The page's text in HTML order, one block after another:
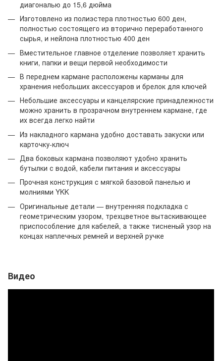
диагональю до 15,6 дюйма
Изготовлено из полиэстера плотностью 600 ден,
полностью состоящего из вторично переработанного
сырья, и нейлона плотностью 400 ден
Вместительное главное отделение позволяет хранить
книги, папки и вещи первой необходимости
В переднем кармане расположены карманы для
хранения небольших аксессуаров и брелок для ключей
Небольшие аксессуары и канцелярские принадлежности
можно хранить в прозрачном внутреннем кармане, где
их всегда легко найти
Из накладного кармана удобно доставать закуски или
карточку-ключ
Два боковых кармана позволяют удобно хранить
бутылки с водой, кабели питания и аксессуары
Прочная конструкция с мягкой базовой панелью и
молниями YKK
Оригинальные детали — внутренняя подкладка с
геометрическим узором, трехцветное вытаскивающее
приспособление для кабелей, а также тисненый узор на
концах наплечных ремней и верхней ручке
Видео